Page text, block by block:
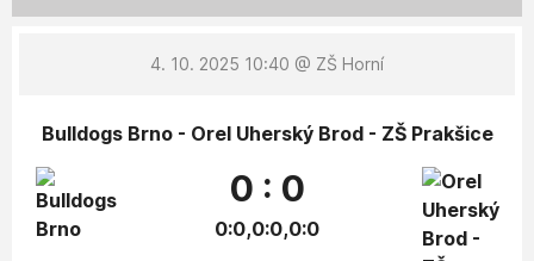
4. 10. 2025 10:40 @ ZŠ Horní
Bulldogs Brno - Orel Uherský Brod - ZŠ Prakšice
0 : 0
0:0,0:0,0:0